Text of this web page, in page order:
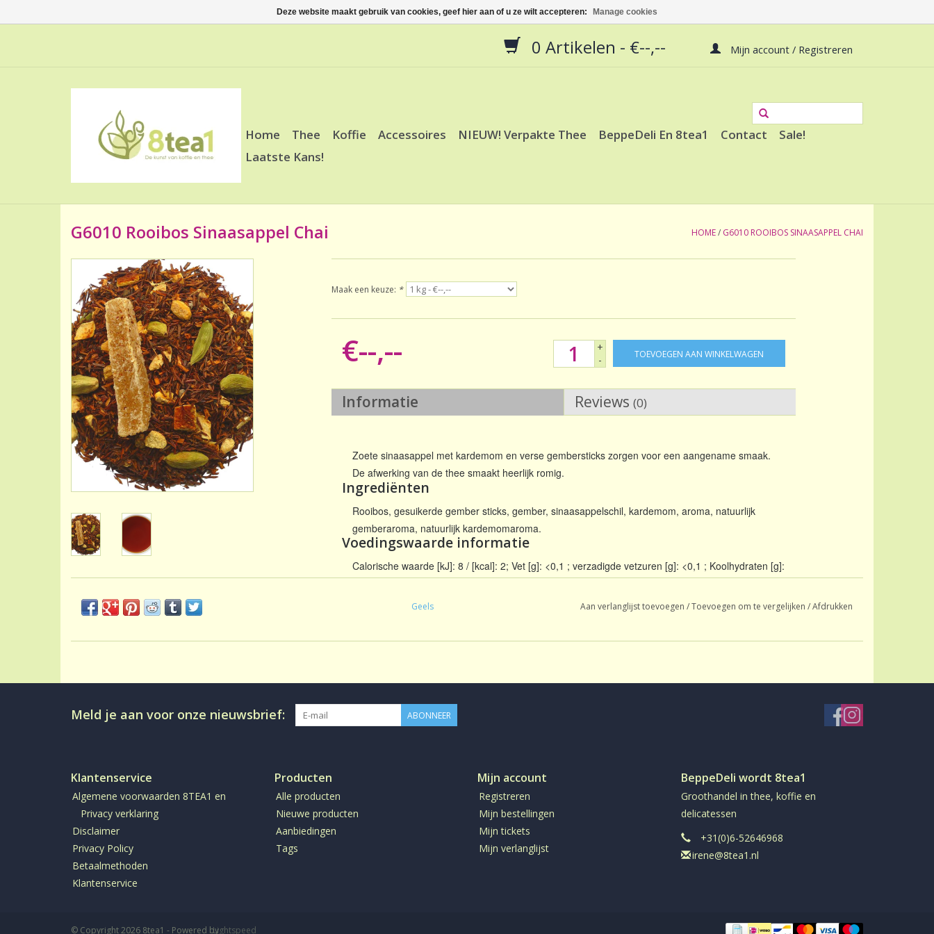
0 Artikelen - €--,-- Mijn account / Registreren
Home Thee Koffie Accessoires NIEUW! Verpakte Thee BeppeDeli En 8tea1 Contact
Sale!
Laatste Kans!
G6010 Rooibos Sinaasappel Chai HOME/ G6010 ROOIBOS SINAASAPPEL CHAI
Maak een keuze: *
€--,--
+
-
TOEVOEGEN AAN WINKELWAGEN
Informatie Reviews (0)
Zoete sinaasappel met kardemom en verse gembersticks zorgen voor een aangename smaak.
De afwerking van de thee smaakt heerlijk romig.
Ingrediënten
Rooibos, gesuikerde gember sticks, gember, sinaasappelschil, kardemom, aroma, natuurlijk
gemberaroma, natuurlijk kardemomaroma.
Voedingswaarde informatie
Calorische waarde [kJ]: 8 / [kcal]: 2; Vet [g]: <0,1 ; verzadigde vetzuren [g]: <0,1 ; Koolhydraten [g]:
0,4 ; waarvan suikers [g]: 0,3 ; Eiwit [g]: <0,1 ; Zout [g]: <0,1
Gemiddelde voedingswaarden op basis van 100 ml infusie
Geels Aan verlanglijst toevoegen /Toevoegen om te vergelijken /Afdrukken
Meld je aan voor onze nieuwsbrief: ABONNEER
Klantenservice
Algemene voorwaarden 8TEA1 en
Privacy verklaring
Disclaimer
Privacy Policy
Betaalmethoden
Klantenservice
Producten
Alle producten
Nieuwe producten
Aanbiedingen
Tags
Mijn account
Registreren
Mijn bestellingen
Mijn tickets
Mijn verlanglijst
BeppeDeli wordt 8tea1
Groothandel in thee, koffie en
delicatessen
+31(0)6-52646968
irene@8tea1.nl
© Copyright 2026 8tea1 - Powered byLightspeed
Deze website maakt gebruik van cookies, geef hier aan of u ze wilt accepteren: Manage cookies